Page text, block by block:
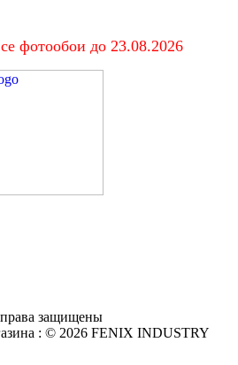
фотообои до 23.08.2026
защищены
: © 2026 FENIX INDUSTRY